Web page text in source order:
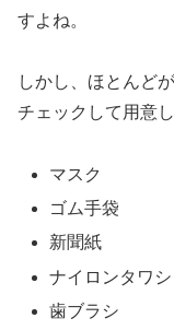
すよね。
しかし、ほとんど
チェックして用意
マスク
ゴム手袋
新聞紙
ナイロンタワシ
歯ブラシ